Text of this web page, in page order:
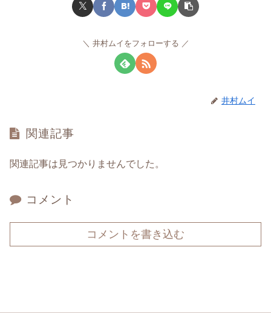
井村ムイをフォローする
井村ムイ
関連記事
関連記事は見つかりませんでした。
コメント
コメントを書き込む